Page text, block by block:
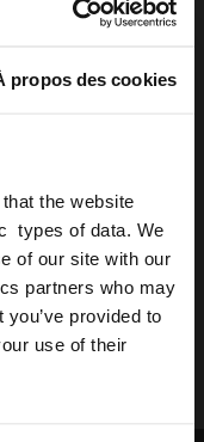
propos des cookies
the website
types of data. We
of our site with our
partners who may
provided to
use of their